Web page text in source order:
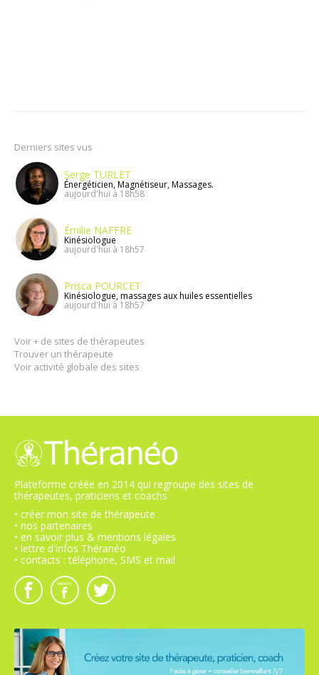
Derniers sites vus
Serge TURLET
Énergéticien, Magnétiseur, Massages.
aujourd'hui à 18h58
Émilie NAFFRE
Kinésiologue
aujourd'hui à 18h57
Prisca POURCET
Kinésiologue, massages aux huiles essentielles
aujourd'hui à 18h57
Voir + de sites de thérapeutes
Trouver un thérapeute
Voir activité globale des sites
Plateforme créée en 2014 qui regroupe des sites de
thérapeutes, praticiens et coachs
• créer mon site de thérapeute
• nos partenaires
• en savoir plus & mentions légales
• lettre d'infos Théranéo
• contacts : téléphone, SMS et mail